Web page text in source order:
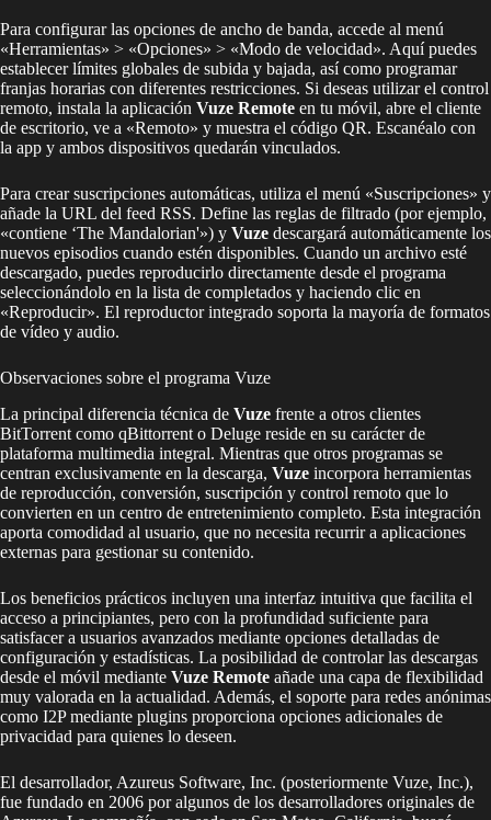
Para configurar las opciones de ancho de banda, accede al menú
«Herramientas» > «Opciones» > «Modo de velocidad». Aquí puedes
establecer límites globales de subida y bajada, así como programar
franjas horarias con diferentes restricciones. Si deseas utilizar el control
remoto, instala la aplicación Vuze Remote en tu móvil, abre el cliente
de escritorio, ve a «Remoto» y muestra el código QR. Escanéalo con
la app y ambos dispositivos quedarán vinculados.
Para crear suscripciones automáticas, utiliza el menú «Suscripciones» y
añade la URL del feed RSS. Define las reglas de filtrado (por ejemplo,
«contiene ‘The Mandalorian'») y Vuze descargará automáticamente los
nuevos episodios cuando estén disponibles. Cuando un archivo esté
descargado, puedes reproducirlo directamente desde el programa
seleccionándolo en la lista de completados y haciendo clic en
«Reproducir». El reproductor integrado soporta la mayoría de formatos
de vídeo y audio.
Observaciones sobre el programa Vuze
La principal diferencia técnica de Vuze frente a otros clientes
BitTorrent como qBittorrent o Deluge reside en su carácter de
plataforma multimedia integral. Mientras que otros programas se
centran exclusivamente en la descarga, Vuze incorpora herramientas
de reproducción, conversión, suscripción y control remoto que lo
convierten en un centro de entretenimiento completo. Esta integración
aporta comodidad al usuario, que no necesita recurrir a aplicaciones
externas para gestionar su contenido.
Los beneficios prácticos incluyen una interfaz intuitiva que facilita el
acceso a principiantes, pero con la profundidad suficiente para
satisfacer a usuarios avanzados mediante opciones detalladas de
configuración y estadísticas. La posibilidad de controlar las descargas
desde el móvil mediante Vuze Remote añade una capa de flexibilidad
muy valorada en la actualidad. Además, el soporte para redes anónimas
como I2P mediante plugins proporciona opciones adicionales de
privacidad para quienes lo deseen.
El desarrollador, Azureus Software, Inc. (posteriormente Vuze, Inc.),
fue fundado en 2006 por algunos de los desarrolladores originales de